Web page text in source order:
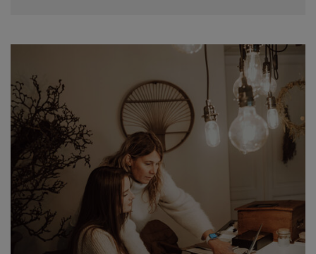
Branding